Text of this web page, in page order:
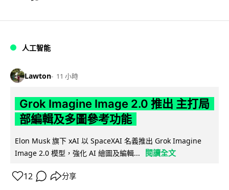
人工智能
Lawton 11 小時
Grok Imagine Image 2.0 推出 主打局
部編輯及多圖參考功能
Elon Musk 旗下 xAI 以 SpaceXAI 名義推出 Grok Imagine
Image 2.0 模型，強化 AI 繪圖及編輯...
閱讀全文
12 分享